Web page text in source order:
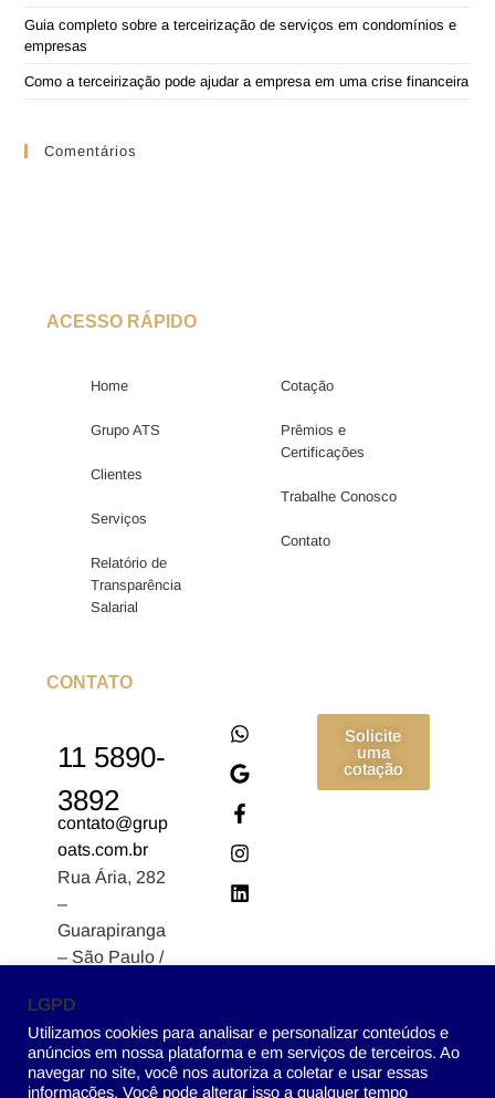
Guia completo sobre a terceirização de serviços em condomínios e
empresas
Como a terceirização pode ajudar a empresa em uma crise financeira
Comentários
ACESSO RÁPIDO
Home
Grupo ATS
Clientes
Serviços
Relatório de
Transparência
Salarial
Cotação
Prêmios e
Certificações
Trabalhe Conosco
Contato
CONTATO
11 5890-
3892
contato@grup
oats.com.br
Rua Ária, 282
–
Guarapiranga
– São Paulo /
04902-170
Solicite
uma
cotação
LGPD
Utilizamos cookies para analisar e personalizar conteúdos e
anúncios em nossa plataforma e em serviços de terceiros. Ao
navegar no site, você nos autoriza a coletar e usar essas
informações. Você pode alterar isso a qualquer tempo